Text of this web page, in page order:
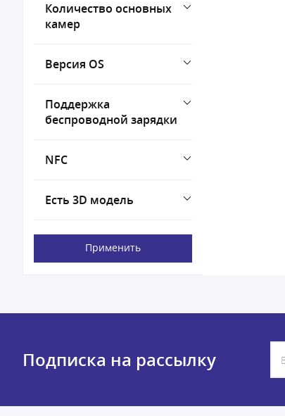
Количество основных
камер
Версия OS
Поддержка
беспроводной зарядки
NFC
Есть 3D модель
Применить
Подписка на рассылку